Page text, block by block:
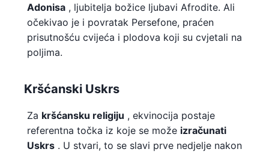
Adonisa , ljubitelja božice ljubavi Afrodite. Ali
očekivao je i povratak Persefone, praćen
prisutnošću cvijeća i plodova koji su cvjetali na
poljima.
Kršćanski Uskrs
Za kršćansku religiju , ekvinocija postaje
referentna točka iz koje se može izračunati
Uskrs . U stvari, to se slavi prve nedjelje nakon